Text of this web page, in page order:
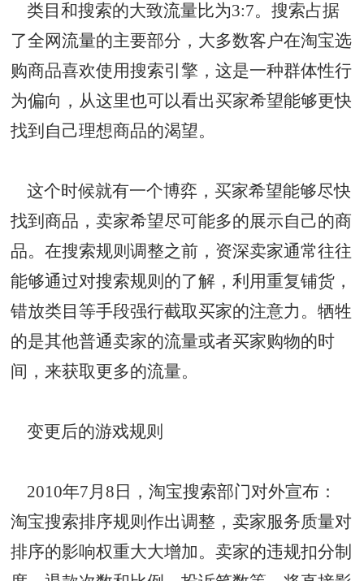
类目和搜索的大致流量比为3:7。搜索占据
了全网流量的主要部分，大多数客户在淘宝选
购商品喜欢使用搜索引擎，这是一种群体性行
为偏向，从这里也可以看出买家希望能够更快
找到自己理想商品的渴望。
这个时候就有一个博弈，买家希望能够尽快
找到商品，卖家希望尽可能多的展示自己的商
品。在搜索规则调整之前，资深卖家通常往往
能够通过对搜索规则的了解，利用重复铺货 ，
错放类目等手段强行截取买家的注意力。牺牲
的是其他普通卖家的流量或者买家购物的时
间，来获取更多的流量。
变更后的游戏规则
2010年7月8日，淘宝搜索部门对外宣布：
淘宝搜索排序规则作出调整，卖家服务质量对
排序的影响权重大大增加。卖家的违规扣分制